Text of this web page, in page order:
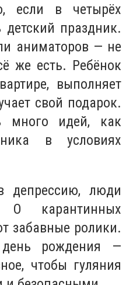
если в четырёх
детский праздник.
аниматоров — не
же есть. Ребёнок
выполняет
свой подарок.
много идей, как
в условиях
депрессию, люди
О карантинных
забавные ролики.
день рождения —
чтобы гуляния